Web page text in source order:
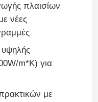
πλαισίων
νέες
m*K) για
με